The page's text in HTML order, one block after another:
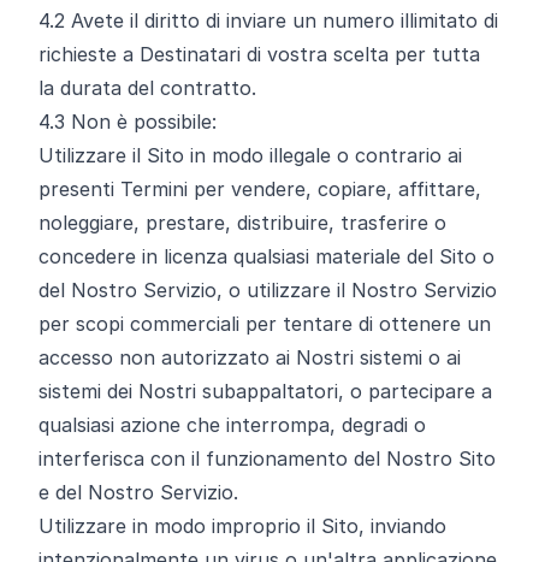
4.2 Avete il diritto di inviare un numero illimitato di
richieste a Destinatari di vostra scelta per tutta
la durata del contratto.
4.3 Non è possibile:
Utilizzare il Sito in modo illegale o contrario ai
presenti Termini per vendere, copiare, affittare,
noleggiare, prestare, distribuire, trasferire o
concedere in licenza qualsiasi materiale del Sito o
del Nostro Servizio, o utilizzare il Nostro Servizio
per scopi commerciali per tentare di ottenere un
accesso non autorizzato ai Nostri sistemi o ai
sistemi dei Nostri subappaltatori, o partecipare a
qualsiasi azione che interrompa, degradi o
interferisca con il funzionamento del Nostro Sito
e del Nostro Servizio.
Utilizzare in modo improprio il Sito, inviando